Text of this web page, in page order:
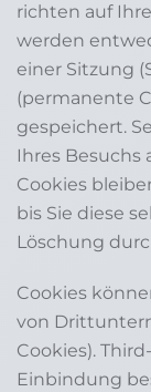
richten auf
werden
einer Sitzung
(permanente
gespeichert.
Ihres
Cookies
bis Sie diese
Löschung
Cookies
von
Cookies).
Einbindung